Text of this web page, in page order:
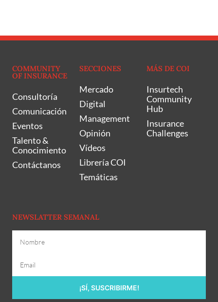
COMMUNITY
OF INSURANCE
Consultoría
Comunicación
Eventos
Talento &
Conocimiento
Contáctanos
SECCIONES
Mercado
Digital
Management
Opinión
Vídeos
Librería COI
Temáticas
MÁS DE COI
Insurtech
Community
Hub
Insurance
Challenges
NEWSLATTER SEMANAL
¡SÍ, SUSCRIBIRME!